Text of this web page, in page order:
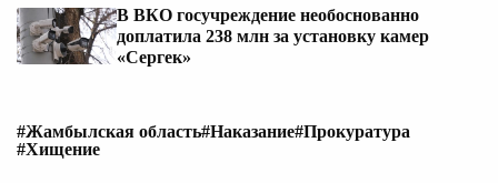
В ВКО госучреждение необоснованно
доплатила 238 млн за установку камер
«Сергек»
#Жамбылская область#Наказание#Прокуратура
#Хищение